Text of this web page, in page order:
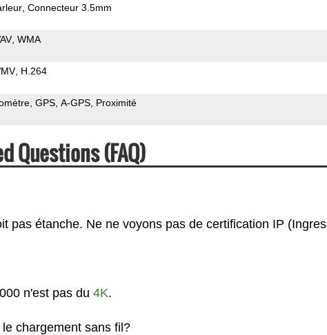
Connecteur 3.5mm
WMA
H.264
GPS A-GPS Proximité
Questions (FAQ)
pas étanche. Ne ne voyons pas de certification IP
n'est pas du 4K.
chargement sans fil?